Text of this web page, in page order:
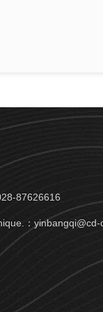
87626616
：yinbangqi@cd-